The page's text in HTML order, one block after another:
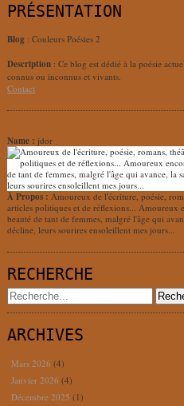
PRÉSENTATION
Blog : Couleurs Poésies 2
Description : Ce blog est dédié à la poésie
connus ou inconnus et vivants.
Contact
Name : jdor
À Propos : Amoureux de l'écriture, poésie,
articles politiques et de réflexions... Amoureux
beauté de tant de femmes, malgré l'âge qui
décline, leurs sourires ensoleillent mes jours...
RECHERCHE
ARCHIVES
Mars 2026 (4)
Janvier 2026 (4)
Décembre 2025 (1)